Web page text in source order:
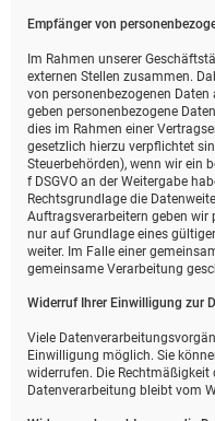
Empfänger von
Im Rahmen unserer
externen Stellen zusammen.
von personenbezogenen
geben personenbezogene
dies im Rahmen einer
gesetzlich hierzu verpflichtet
Steuerbehörden), wenn wir ein
f DSGVO an der Weitergabe
Rechtsgrundlage die
Auftragsverarbeitern geben wir
nur auf Grundlage eines
weiter. Im Falle einer
gemeinsame Verarbeitung
Widerruf Ihrer Einwilligung zur
Viele
Einwilligung möglich. Sie
widerrufen. Die
Datenverarbeitung bleibt vom